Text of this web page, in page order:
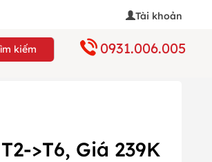
Tài khoản
kiếm 0931.006.005
>T6, Giá 239K